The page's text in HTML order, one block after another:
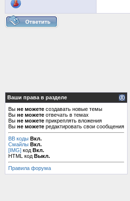
Ваши права в разделе
Вы не можете создавать новые темы
Вы не можете отвечать в темах
Вы не можете прикреплять вложения
Вы не можете редактировать свои сообщения
BB коды Вкл.
Смайлы Вкл.
[IMG] код Вкл.
HTML код Выкл.
Правила форума